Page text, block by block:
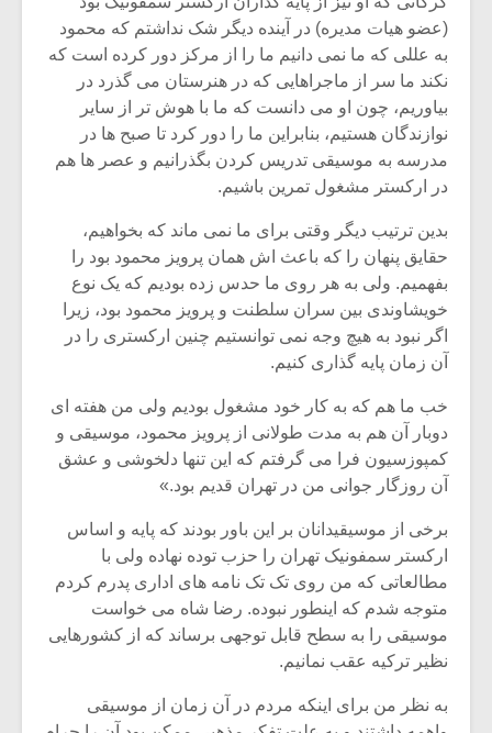
(عضو هیات مدیره) در آینده دیگر شک نداشتم که محمود
به عللی که ما نمی دانیم ما را از مرکز دور کرده است که
نکند ما سر از ماجراهایی که در هنرستان می گذرد در
بیاوریم، چون او می دانست که ما با هوش تر از سایر
نوازندگان هستیم، بنابراین ما را دور کرد تا صبح ها در
مدرسه به موسیقی تدریس کردن بگذرانیم و عصر ها هم
در ارکستر مشغول تمرین باشیم.
بدین ترتیب دیگر وقتی برای ما نمی ماند که بخواهیم،
حقایق پنهان را که باعث اش همان پرویز محمود بود را
بفهمیم. ولی به هر روی ما حدس زده بودیم که یک نوع
خویشاوندی بین سران سلطنت و پرویز محمود بود، زیرا
اگر نبود به هیچ وجه نمی توانستیم چنین ارکستری را در
آن زمان پایه گذاری کنیم.
خب ما هم که به کار خود مشغول بودیم ولی من هفته ای
دوبار آن هم به مدت طولانی از پرویز محمود، موسیقی و
کمپوزسیون فرا می گرفتم که این تنها دلخوشی و عشق
آن روزگار جوانی من در تهران قدیم بود.»
برخی از موسیقیدانان بر این باور بودند که پایه و اساس
ارکستر سمفونیک تهران را حزب توده نهاده ولی با
مطالعاتی که من روی تک تک نامه های اداری پدرم کردم
متوجه شدم که اینطور نبوده. رضا شاه می خواست
موسیقی را به سطح قابل توجهی برساند که از کشورهایی
نظیر ترکیه عقب نمانیم.
به نظر من برای اینکه مردم در آن زمان از موسیقی